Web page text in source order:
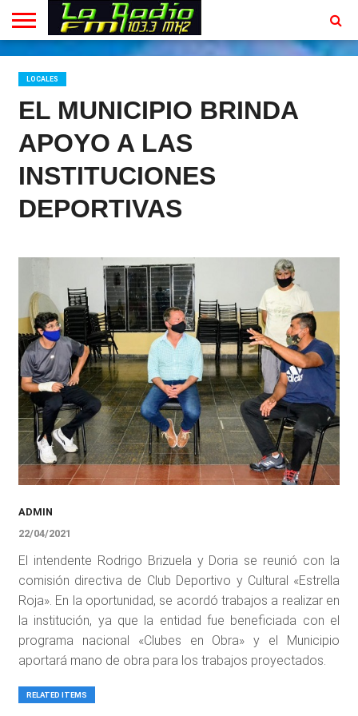
INICIO
EN
VIVO
PROGRAMACION
CONTACTO
LOCALES
EL MUNICIPIO BRINDA
APOYO A LAS
INSTITUCIONES
DEPORTIVAS
ADMIN
22/04/2021
El intendente Rodrigo Brizuela y Doria se reunió con la
comisión directiva de Club Deportivo y Cultural «Estrella
Roja». En la oportunidad, se acordó trabajos a realizar en
la institución, ya que la entidad fue beneficiada con el
programa nacional «Clubes en Obra» y el Municipio
aportará mano de obra para los trabajos proyectados.
RELATED ITEMS